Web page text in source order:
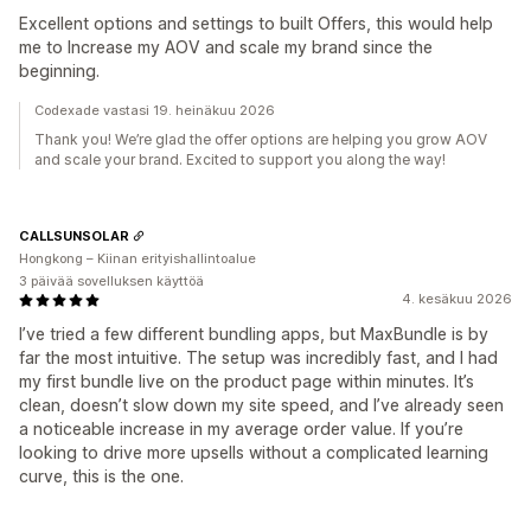
Excellent options and settings to built Offers, this would help
me to Increase my AOV and scale my brand since the
beginning.
Codexade vastasi 19. heinäkuu 2026
Thank you! We’re glad the offer options are helping you grow AOV
and scale your brand. Excited to support you along the way!
4. kesäkuu 2026
I’ve tried a few different bundling apps, but MaxBundle is by
far the most intuitive. The setup was incredibly fast, and I had
my first bundle live on the product page within minutes. It’s
clean, doesn’t slow down my site speed, and I’ve already seen
a noticeable increase in my average order value. If you’re
looking to drive more upsells without a complicated learning
curve, this is the one.
CALLSUNSOLAR
Hongkong – Kiinan erityishallintoalue
3 päivää sovelluksen käyttöä